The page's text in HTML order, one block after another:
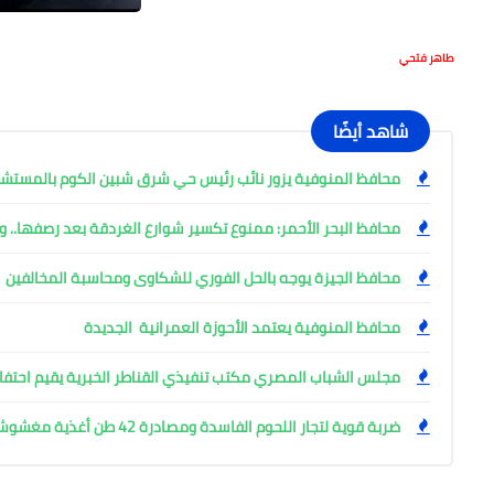
طاهر فتحي
شاهد أيضًا
محافظ المنوفية يزور نائب رئيس حي شرق شبين الكوم
محافظ البحر الأحمر: ممنوع تكسير شوارع الغردقة بعد رصفها..
محافظ الجيزة يوجه بالحل الفوري للشكاوى ومحاسبة المخالفين
محافظ المنوفية يعتمد الأحوزة العمرانية الجديدة
مجلس الشباب المصري مكتب تنفيذي القناطر الخبرية يقيم
ضربة قوية لتجار اللحوم الفاسدة ومصادرة 42 طن أغذية مغشوشة بالجيزة